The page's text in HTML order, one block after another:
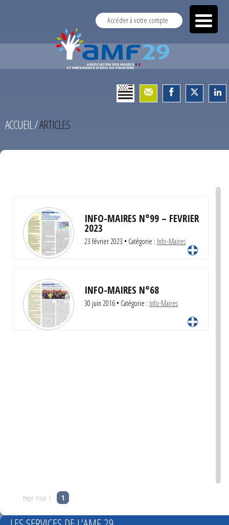
Accéder à votre compte
ACCUEIL/ARTICLES
INFO-MAIRES N°99 – FEVRIER
2023
23 février 2023 • Catégorie : Info-Maires
INFO-MAIRES N°68
30 juin 2016 • Catégorie : Info-Maires
Page 1 sur 1 1